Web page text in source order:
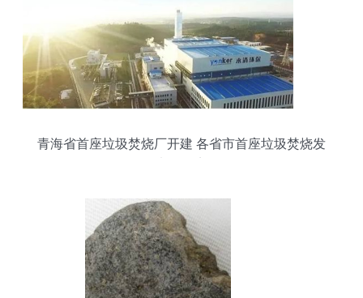
青海省首座垃圾焚烧厂开建 各省市首座垃圾焚烧发